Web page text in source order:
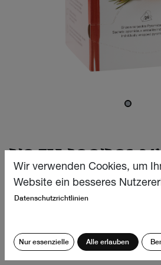
BIO TEE ROOIBOS
Unser Rooibostee verzaubert nicht
CHF12.40
Wir verwenden Cookies, um
Website ein besseres
Datenschutzrichtlinien
Nur essenzielle Alle erlauben